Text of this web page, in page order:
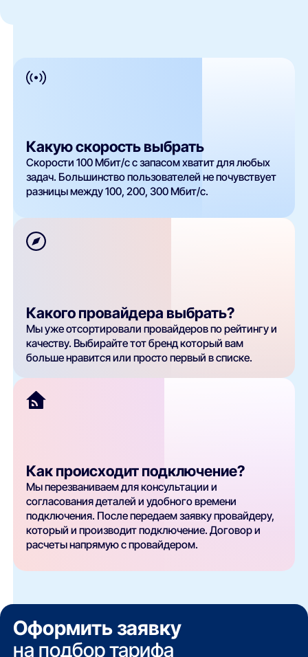
Какую скорость выбрать
Скорости 100 Мбит/с с запасом хватит для любых
задач. Большинство пользователей не почувствует
разницы между 100, 200, 300 Мбит/с.
Какого провайдера выбрать?
Мы уже отсортировали провайдеров по рейтингу и
качеству. Выбирайте тот бренд который вам
больше нравится или просто первый в списке.
Как происходит подключение?
Мы перезваниваем для консультации и
согласования деталей и удобного времени
подключения. После передаем заявку провайдеру,
который и производит подключение. Договор и
расчеты напрямую с провайдером.
Оформить заявку
на подбор тарифа